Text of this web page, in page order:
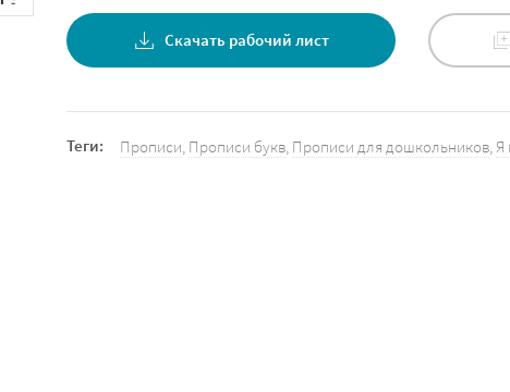
Скачать рабочий лист
Теги: Прописи, Прописи букв, Прописи для дошкольников,Я